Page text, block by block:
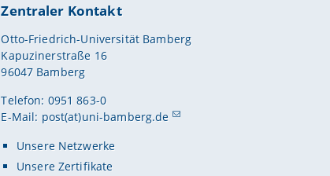
Zentraler Kontakt
Otto-Friedrich-Universität Bamberg
Kapuzinerstraße 16
96047 Bamberg
Telefon: 0951 863-0
E-Mail: post(at)uni-bamberg.de
Unsere Netzwerke
Unsere Zertifikate